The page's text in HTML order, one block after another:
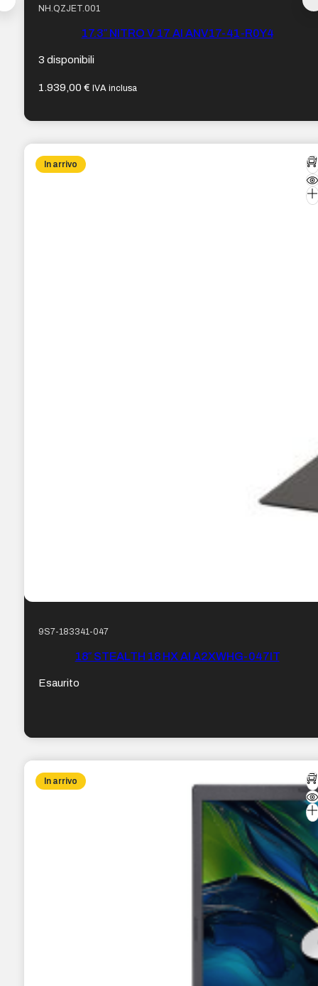
NH.QZJET.001
17.3″ NITRO V 17 AI ANV17-41-R0Y4
3 disponibili
1.939,00€ IVA inclusa
In arrivo
9S7-183341-047
18″ STEALTH 18 HX AI A2XWHG-047IT
Esaurito
In arrivo